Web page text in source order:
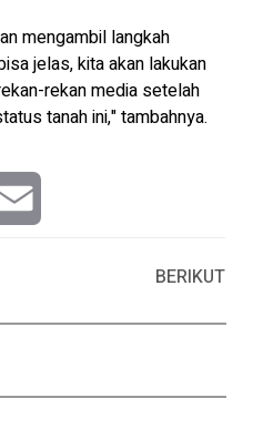
mengambil langkah
jelas, kita akan lakukan
rekan media setelah
tanah ini," tambahnya.
BERIKUT